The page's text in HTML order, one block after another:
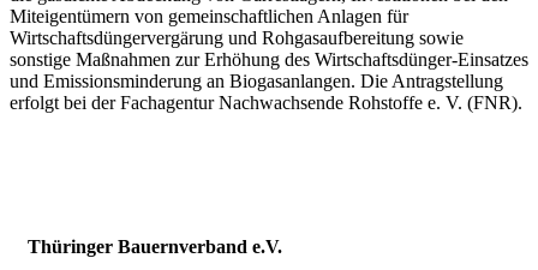
Miteigentümern von gemeinschaftlichen Anlagen für
Wirtschaftsdüngervergärung und Rohgasaufbereitung sowie
sonstige Maßnahmen zur Erhöhung des Wirtschaftsdünger-Einsatzes
und Emissionsminderung an Biogasanlangen. Die Antragstellung
erfolgt bei der Fachagentur Nachwachsende Rohstoffe e. V. (FNR).
Thüringer Bauernverband e.V.